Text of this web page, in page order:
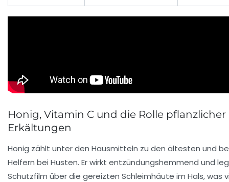
Honig, Vitamin C und die Rolle
Erkältungen
Honig zählt unter den Hausmitteln zu den ältesten und
Helfern bei Husten. Er wirkt entzündungshemmend und
Schutzfilm über die gereizten Schleimhäute im Hals, was